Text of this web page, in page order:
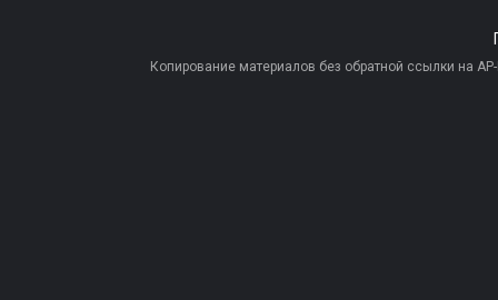
Копирование материалов без обратной ссылки на